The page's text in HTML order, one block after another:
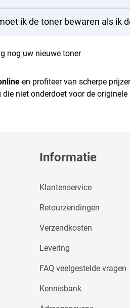
ik de toner bewaren als ik
nog uw nieuwe toner
en profiteer van scherpe
niet onderdoet voor de
Informatie
Klantenservice
Retourzendingen
Verzendkosten
Levering
FAQ veelgestelde vragen
Kennisbank